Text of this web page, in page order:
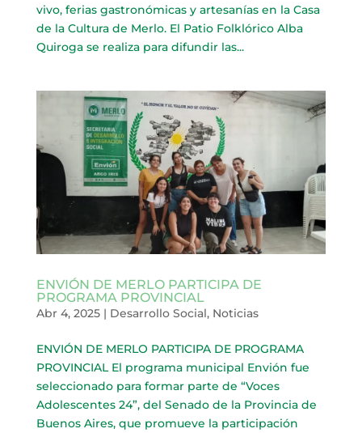
vivo, ferias gastronómicas y artesanías en la Casa
de la Cultura de Merlo. El Patio Folklórico Alba
Quiroga se realiza para difundir las...
ENVIÓN DE MERLO PARTICIPA DE
PROGRAMA PROVINCIAL
Abr 4, 2025| Desarrollo Social, Noticias
ENVIÓN DE MERLO PARTICIPA DE PROGRAMA
PROVINCIAL El programa municipal Envión fue
seleccionado para formar parte de “Voces
Adolescentes 24”, del Senado de la Provincia de
Buenos Aires, que promueve la participación